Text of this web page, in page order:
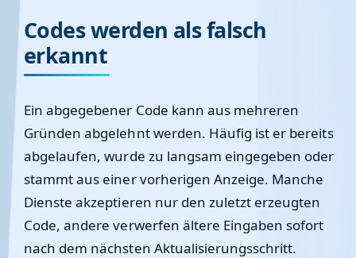
Codes werden als falsch
erkannt
Ein abgegebener Code kann aus mehreren
Gründen abgelehnt werden. Häufig ist er bereits
abgelaufen, wurde zu langsam eingegeben oder
stammt aus einer vorherigen Anzeige. Manche
Dienste akzeptieren nur den zuletzt erzeugten
Code, andere verwerfen ältere Eingaben sofort
nach dem nächsten Aktualisierungsschritt.